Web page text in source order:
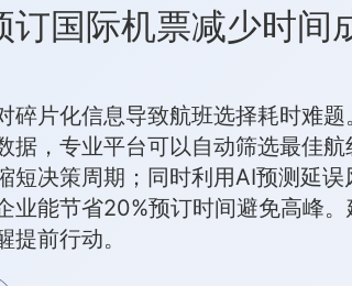
订国际机票减少时间
碎片化信息导致航班选择耗时难
据，专业平台可以自动筛选最佳
短决策周期；同时利用AI预测延误
业能节省20%预订时间避免高峰
提前行动。